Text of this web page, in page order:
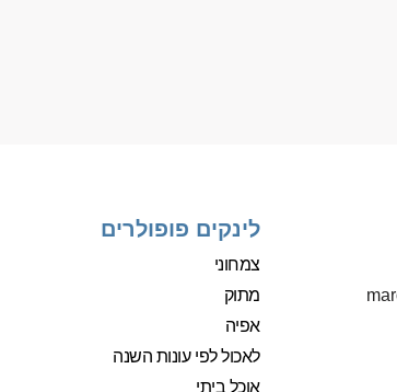
לינקים פופולרים
צמחוני
מתוק
אפיה
לאכול לפי עונות השנה
אוכל ביתי